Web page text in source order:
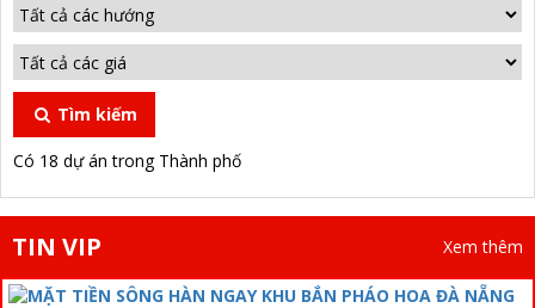
Tìm kiếm
Có 18 dự án trong Thành phố
TIN VIP Xem thêm